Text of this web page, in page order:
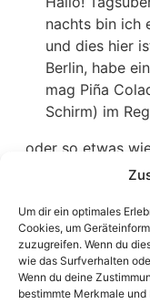
Um dir ein optimales
Cookies, um
zuzugreifen. Wenn du
wie das Surfverhalten
Wenn du deine
bestimmte Merkmale
nachts bin ich
und dies hier
Berlin, habe
mag Piña
Schirm) im
… oder so etwas
Das
und versorgt
qualitativ
seinem
beschäftigt
und